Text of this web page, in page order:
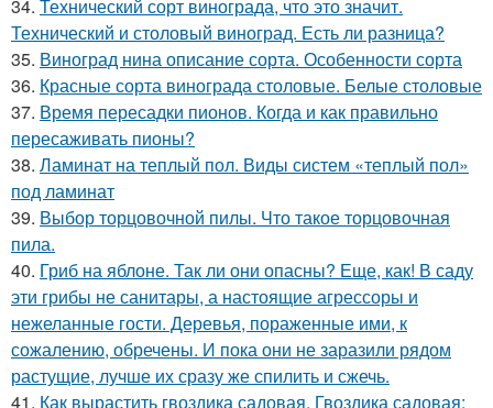
34. Технический сорт винограда, что это значит.
Технический и столовый виноград. Есть ли разница?
35. Виноград нина описание сорта. Особенности сорта
36. Красные сорта винограда столовые. Белые столовые
37. Время пересадки пионов. Когда и как правильно
пересаживать пионы?
38. Ламинат на теплый пол. Виды систем «теплый пол»
под ламинат
39. Выбор торцовочной пилы. Что такое торцовочная
пила.
40. Гриб на яблоне. Так ли они опасны? Еще, как! В саду
эти грибы не санитары, а настоящие агрессоры и
нежеланные гости. Деревья, пораженные ими, к
сожалению, обречены. И пока они не заразили рядом
растущие, лучше их сразу же спилить и сжечь.
41. Как вырастить гвоздика садовая. Гвоздика садовая: